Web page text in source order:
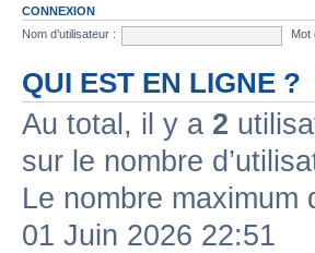
CONNEXION
Nom d’utilisateur :
Mot
QUI EST EN LIGNE ?
Au total, il y a 2
sur le nombre
Le nombre maximum
01 Juin 2026 22:51